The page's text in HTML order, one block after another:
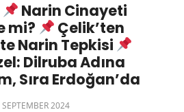
Narin Cinayeti
mi?
Çelik’ten
Narin Tepkisi
Dilruba Adına
Sıra Erdoğan’da
SEPTEMBER 2024